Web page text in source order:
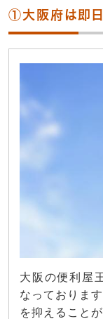
①大阪府は即
大阪の便利屋
なっておりま
を抑えること